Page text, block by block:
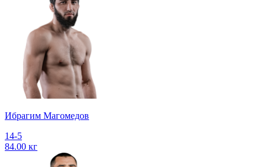
Ибрагим Магомедов
14-5
84.00 кг